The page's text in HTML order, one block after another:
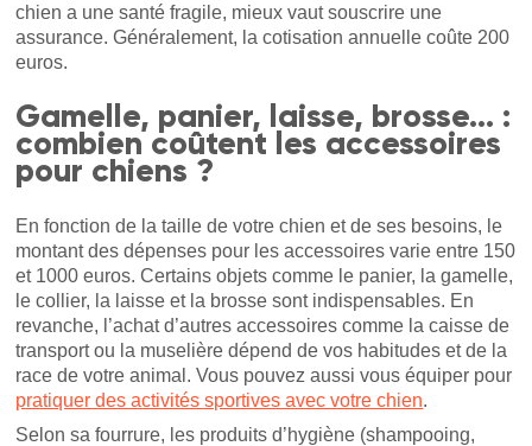
chien a une santé fragile, mieux vaut souscrire une
assurance. Généralement, la cotisation annuelle coûte 200
euros.
Gamelle, panier, laisse, brosse… :
combien coûtent les accessoires
pour chiens ?
En fonction de la taille de votre chien et de ses besoins, le
montant des dépenses pour les accessoires varie entre 150
et 1000 euros. Certains objets comme le panier, la gamelle,
le collier, la laisse et la brosse sont indispensables. En
revanche, l’achat d’autres accessoires comme la caisse de
transport ou la muselière dépend de vos habitudes et de la
race de votre animal. Vous pouvez aussi vous équiper pour
pratiquer des activités sportives avec votre chien.
Selon sa fourrure, les produits d’hygiène (shampooing,